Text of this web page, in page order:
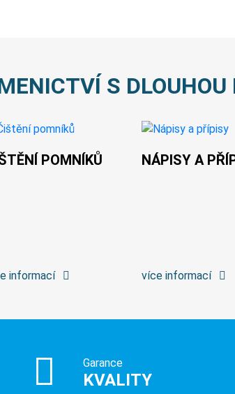
S DLOUHOU
POMNÍKŮ
informací
NÁPISY A
více informací
Garance
KVALITY